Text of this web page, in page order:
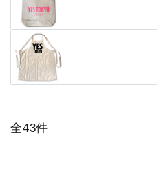
全43件